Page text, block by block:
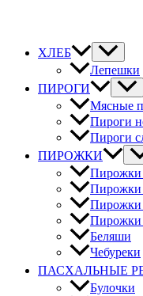
ХЛЕБ
Лепешки
ПИРОГИ
Мясные
Пироги
Пироги
ПИРОЖКИ
Пирожки
Пирожки
Пирожки
Пирожки
Беляши
Чебуреки
ПАСХАЛЬНЫЕ
Булочки